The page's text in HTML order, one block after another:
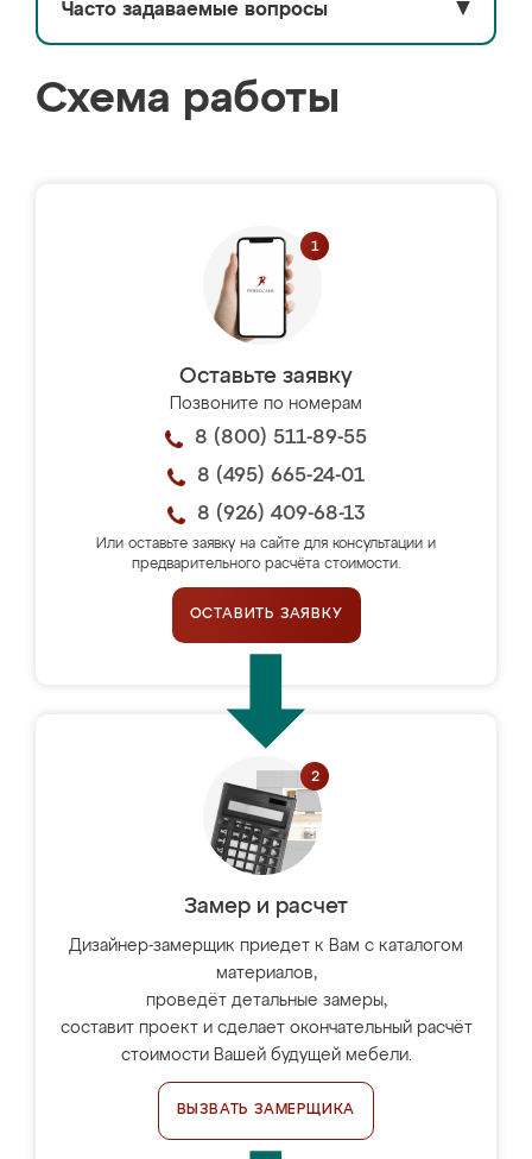
Часто задаваемые вопросы ▼
Схема работы
Оставьте заявку
Позвоните по номерам
8 (800) 511-89-55
8 (495) 665-24-01
8 (926) 409-68-13
Или оставьте заявку на сайте для консультации и
предварительного расчёта стоимости.
ОСТАВИТЬ ЗАЯВКУ
Замер и расчет
Дизайнер-замерщик приедет к Вам с каталогом
материалов,
проведёт детальные замеры,
составит проект и сделает окончательный расчёт
стоимости Вашей будущей мебели.
ВЫЗВАТЬ ЗАМЕРЩИКА